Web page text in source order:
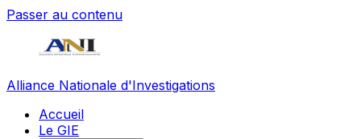
Passer au contenu
Alliance Nationale d'Investigations
Accueil
Le GIE